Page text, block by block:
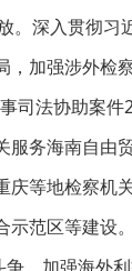
。深入贯彻习
，加强涉外检
司法协助案件
服务海南自由
庆等地检察机
范区等建设
争。加强海外